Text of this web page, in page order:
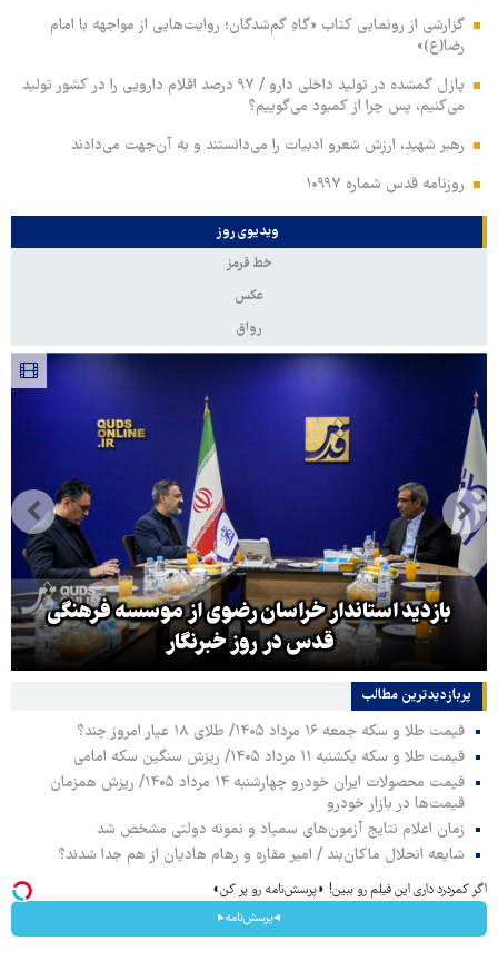
گزارشی از رونمایی کتاب «گاهِ گم‌شدگان؛ روایت‌هایی از مواجهه با امام
رضا(ع)»
پازل گمشده در تولید داخلی دارو / ۹۷ درصد اقلام دارویی را در کشور تولید
می‌کنیم، پس چرا از کمبود می‌گوییم؟
رهبر شهید، ارزش شعرو ادبیات را می‌دانستند و به آن‌جهت می‌دادند
روزنامه قدس شماره ۱۰۹۹۷
ویدیوی روز
خط قرمز
عکس
رواق
بازدید استاندار خراسان رضوی از موسسه فرهنگی
قدس در روز خبرنگار
پربازدیدترین‌ مطالب
قیمت طلا و سکه جمعه ۱۶ مرداد ۱۴۰۵/ طلای ۱۸ عیار امروز چند؟
قیمت طلا و سکه یکشنبه ۱۱ مرداد ۱۴۰۵/ ریزش سنگین سکه امامی
قیمت محصولات ایران خودرو چهارشنبه ۱۴ مرداد ۱۴۰۵/ ریزش همزمان
قیمت‌ها در بازار خودرو
زمان اعلام نتایج آزمون‌های سمپاد و نمونه دولتی مشخص شد
شایعه انحلال ماکان‌بند / امیر مقاره و رهام هادیان از هم جدا شدند؟
اگر کمردرد داری این فیلم رو ببین! ◗پرسش‌نامه رو پر کن◖
◂پرسش‌نامه▸